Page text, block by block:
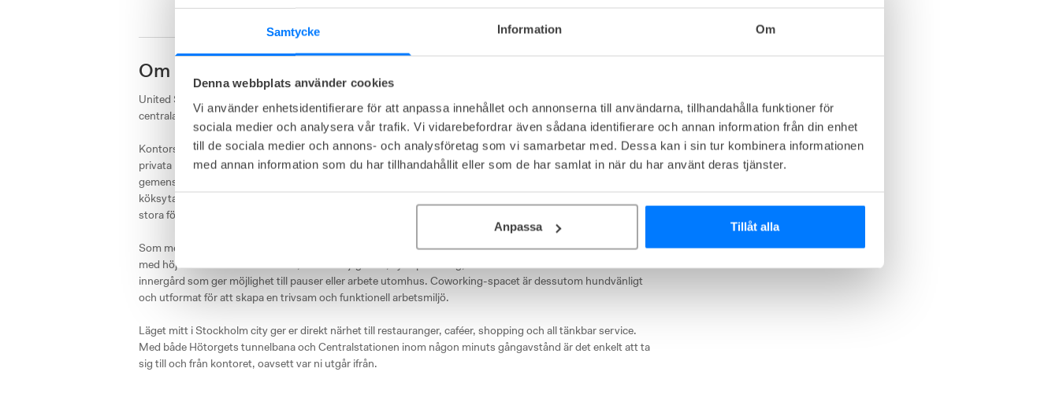
Samtycke Information Om
Denna webbplats använder cookies
Vi använder enhetsidentifierare för att anpassa innehållet och annonserna till användarna, tillhandahålla funktioner för
sociala medier och analysera vår trafik. Vi vidarebefordrar även sådana identifierare och annan information från din enhet
till de sociala medier och annons- och analysföretag som vi samarbetar med. Dessa kan i sin tur kombinera informationen
med annan information som du har tillhandahållit eller som de har samlat in när du har använt deras tjänster.
Anpassa Tillåt alla
Visa mer
Om United Spaces Kungsgatan 64, City
United Spaces kontorshotell på Kungsgatan 64, tidigare iOffice, är ett modernt coworking-space mitt i
centrala Stockholm, med ett attraktivt läge och generösa ytor för företag i olika storlek.
Kontorshotellet omfattar totalt 4 000 kvadratmeter fördelat över tre våningsplan och erbjuder främst
privata kontor, kompletterat med ett stort utbud av mötes- och konferensrum i olika storlekar. De
gemensamma ytorna är genomtänkta och finns på samtliga plan, med lounger, telefonrum och en rymlig
köksyta där frukost serveras dagligen. Interiören kombinerar moderna inslag med varma materialval och
stora fönster som skapar ett härligt ljusinsläpp.
Som medlem får ni tillgång till ett fullservice-koncept där allt det praktiska ingår. Här finns möblerade kontor
med höj- och sänkbara skrivbord, duschmöjligheter, cykelparkering, vilrum samt både terrass och
innergård som ger möjlighet till pauser eller arbete utomhus. Coworking-spacet är dessutom hundvänligt
och utformat för att skapa en trivsam och funktionell arbetsmiljö.
Läget mitt i Stockholm city ger er direkt närhet till restauranger, caféer, shopping och all tänkbar service.
Med både Hötorgets tunnelbana och Centralstationen inom någon minuts gångavstånd är det enkelt att ta
sig till och från kontoret, oavsett var ni utgår ifrån.